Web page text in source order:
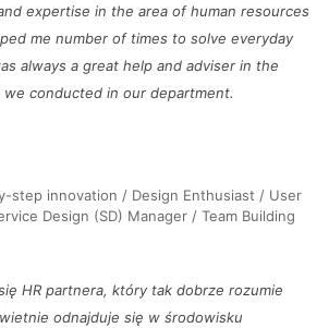
expertise in the area of human resources
me number of times to solve everyday
always a great help and adviser in the
conducted in our department.
step innovation / Design Enthusiast / User
Design (SD) Manager / Team Building
HR partnera, który tak dobrze rozumie
odnajduje się w środowisku